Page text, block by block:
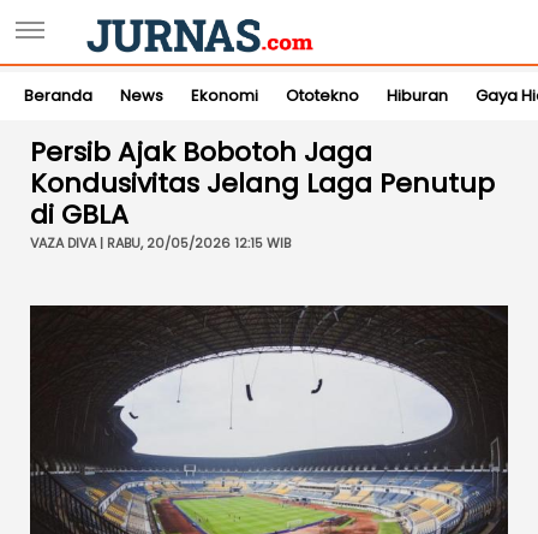
Beranda News Ekonomi Ototekno Hiburan Gaya
Persib Ajak Bobotoh Jaga
Kondusivitas Jelang Laga Penutup
di GBLA
VAZA DIVA | RABU, 20/05/2026 12:15 WIB